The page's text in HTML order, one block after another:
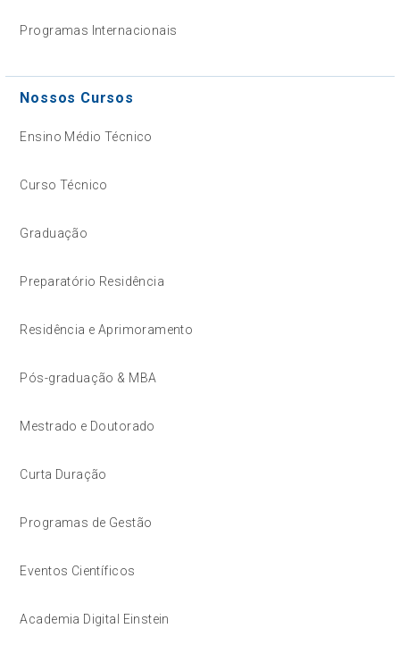
Programas Internacionais
Nossos Cursos
Ensino Médio Técnico
Curso Técnico
Graduação
Preparatório Residência
Residência e Aprimoramento
Pós-graduação & MBA
Mestrado e Doutorado
Curta Duração
Programas de Gestão
Eventos Científicos
Academia Digital Einstein